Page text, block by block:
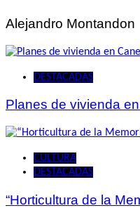
Alejandro Montandon
DESTACADAS
Planes de vivienda
CULTURA
DESTACADAS
“Horticultura de la